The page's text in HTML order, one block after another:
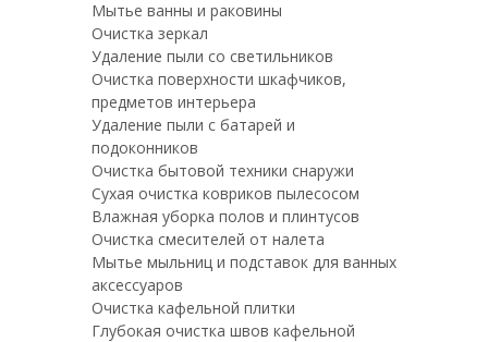
Мытье ванны и раковины
Очистка зеркал
Удаление пыли со светильников
Очистка поверхности шкафчиков,
предметов интерьера
Удаление пыли с батарей и
подоконников
Очистка бытовой техники снаружи
Сухая очистка ковриков пылесосом
Влажная уборка полов и плинтусов
Очистка смесителей от налета
Мытье мыльниц и подставок для ванных
аксессуаров
Очистка кафельной плитки
Глубокая очистка швов кафельной